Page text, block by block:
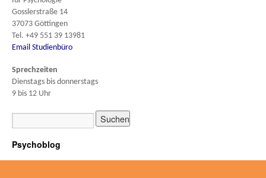
Gosslerstraße 14
37073 Göttingen
Tel. +49 551 39 13981
Email Studienbüro
Sprechzeiten
Dienstags bis donnerstags
9 bis 12 Uhr
Psychoblog